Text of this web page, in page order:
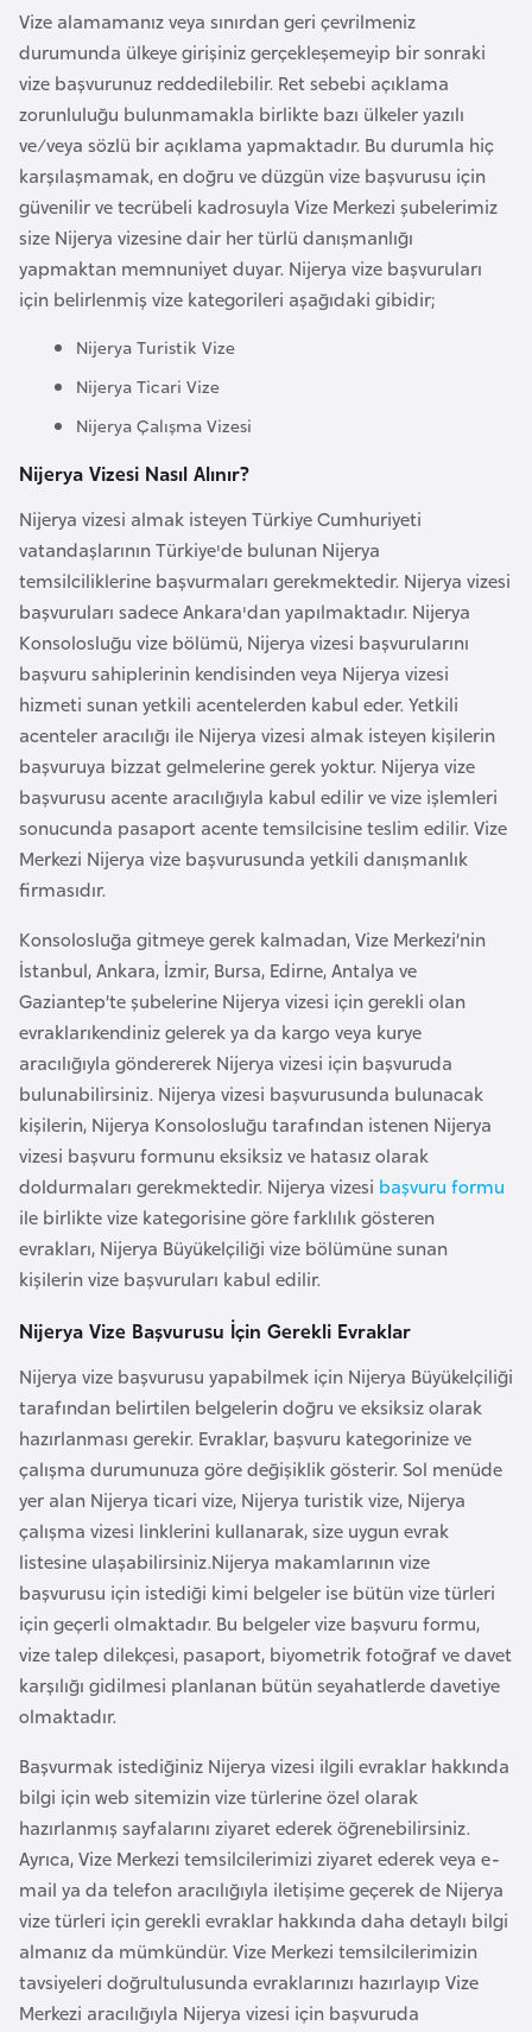
Vize alamamanız veya sınırdan geri çevrilmeniz
durumunda ülkeye girişiniz gerçekleşemeyip bir sonraki
vize başvurunuz reddedilebilir. Ret sebebi açıklama
zorunluluğu bulunmamakla birlikte bazı ülkeler yazılı
ve/veya sözlü bir açıklama yapmaktadır. Bu durumla hiç
karşılaşmamak, en doğru ve düzgün vize başvurusu için
güvenilir ve tecrübeli kadrosuyla Vize Merkezi şubelerimiz
size Nijerya vizesine dair her türlü danışmanlığı
yapmaktan memnuniyet duyar. Nijerya vize başvuruları
için belirlenmiş vize kategorileri aşağıdaki gibidir;
Nijerya Turistik Vize
Nijerya Ticari Vize
Nijerya Çalışma Vizesi
Nijerya Vizesi Nasıl Alınır?
Nijerya vizesi almak isteyen Türkiye Cumhuriyeti
vatandaşlarının Türkiye'de bulunan Nijerya
temsilciliklerine başvurmaları gerekmektedir. Nijerya vizesi
başvuruları sadece Ankara'dan yapılmaktadır. Nijerya
Konsolosluğu vize bölümü, Nijerya vizesi başvurularını
başvuru sahiplerinin kendisinden veya Nijerya vizesi
hizmeti sunan yetkili acentelerden kabul eder. Yetkili
acenteler aracılığı ile Nijerya vizesi almak isteyen kişilerin
başvuruya bizzat gelmelerine gerek yoktur. Nijerya vize
başvurusu acente aracılığıyla kabul edilir ve vize işlemleri
sonucunda pasaport acente temsilcisine teslim edilir. Vize
Merkezi Nijerya vize başvurusunda yetkili danışmanlık
firmasıdır.
Konsolosluğa gitmeye gerek kalmadan, Vize Merkezi’nin
İstanbul, Ankara, İzmir, Bursa, Edirne, Antalya ve
Gaziantep’te şubelerine Nijerya vizesi için gerekli olan
evraklarıkendiniz gelerek ya da kargo veya kurye
aracılığıyla göndererek Nijerya vizesi için başvuruda
bulunabilirsiniz. Nijerya vizesi başvurusunda bulunacak
kişilerin, Nijerya Konsolosluğu tarafından istenen Nijerya
vizesi başvuru formunu eksiksiz ve hatasız olarak
doldurmaları gerekmektedir. Nijerya vizesi başvuru formu
ile birlikte vize kategorisine göre farklılık gösteren
evrakları, Nijerya Büyükelçiliği vize bölümüne sunan
kişilerin vize başvuruları kabul edilir.
Nijerya Vize Başvurusu İçin Gerekli Evraklar
Nijerya vize başvurusu yapabilmek için Nijerya Büyükelçiliği
tarafından belirtilen belgelerin doğru ve eksiksiz olarak
hazırlanması gerekir. Evraklar, başvuru kategorinize ve
çalışma durumunuza göre değişiklik gösterir. Sol menüde
yer alan Nijerya ticari vize, Nijerya turistik vize, Nijerya
çalışma vizesi linklerini kullanarak, size uygun evrak
listesine ulaşabilirsiniz.Nijerya makamlarının vize
başvurusu için istediği kimi belgeler ise bütün vize türleri
için geçerli olmaktadır. Bu belgeler vize başvuru formu,
vize talep dilekçesi, pasaport, biyometrik fotoğraf ve davet
karşılığı gidilmesi planlanan bütün seyahatlerde davetiye
olmaktadır.
Başvurmak istediğiniz Nijerya vizesi ilgili evraklar hakkında
bilgi için web sitemizin vize türlerine özel olarak
hazırlanmış sayfalarını ziyaret ederek öğrenebilirsiniz.
Ayrıca, Vize Merkezi temsilcilerimizi ziyaret ederek veya e-
mail ya da telefon aracılığıyla iletişime geçerek de Nijerya
vize türleri için gerekli evraklar hakkında daha detaylı bilgi
almanız da mümkündür. Vize Merkezi temsilcilerimizin
tavsiyeleri doğrultulusunda evraklarınızı hazırlayıp Vize
Merkezi aracılığıyla Nijerya vizesi için başvuruda
s
B
e
l
ç
i
k
a
n
B
o
s
n
a
H
e
r
s
e
k
u
l
g
a
r
i
s
t
a
n
u
r
k
n
F
a
o
Ç
a
Ç
e
k
C
u
m
h